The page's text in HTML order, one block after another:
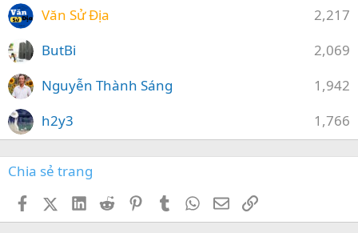
2,217
Văn Sử Địa
2,069
ButBi
1,942
Nguyễn Thành Sáng
1,766
h2y3
Chia sẻ trang
FacebookX (Twitter)
LinkedIn
Reddit PinterestTumblr WhatsApp
EmailLink